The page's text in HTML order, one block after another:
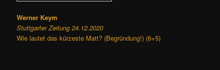
Werner Keym
Stuttgarter Zeitung 24.12.2020
Wie lautet das kürzeste Matt? (Begründung!) (6+5)